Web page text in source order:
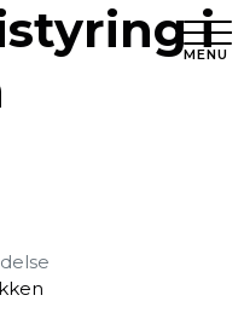
MENU
i